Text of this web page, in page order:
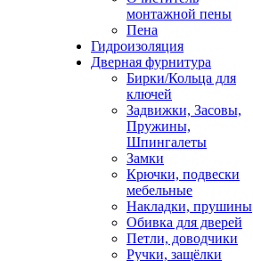
монтажной пены
Пена
Гидроизоляция
Дверная фурнитура
Бирки/Кольца для
ключей
Задвижки, Засовы,
Пружины,
Шпингалеты
Замки
Крючки, подвески
мебельные
Накладки, прушины
Обивка для дверей
Петли, доводчики
Ручки, защёлки